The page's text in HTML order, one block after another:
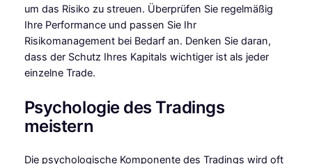
um das Risiko zu streuen. Überprüfen Sie regelmäßig
Ihre Performance und passen Sie Ihr
Risikomanagement bei Bedarf an. Denken Sie daran,
dass der Schutz Ihres Kapitals wichtiger ist als jeder
einzelne Trade.
Psychologie des Tradings
meistern
Die psychologische Komponente des Tradings wird oft